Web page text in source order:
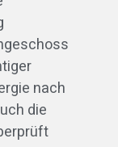
nach
die